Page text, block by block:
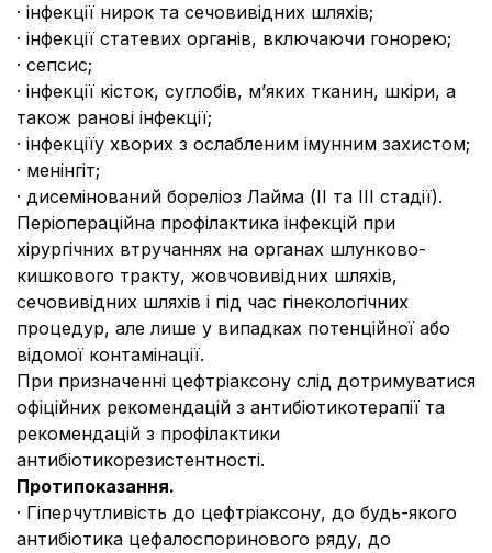
· інфекції нирок та сечовивідних шляхів;
· інфекції статевих органів, включаючи гонорею;
· сепсис;
· інфекції кісток, суглобів, м’яких тканин, шкіри, а
також ранові інфекції;
· інфекціїу хворих з ослабленим імунним захистом;
· менінгіт;
· дисемінований бореліоз Лайма (ІІ та ІІІ стадії).
Періопераційна профілактика інфекцій при
хірургічних втручаннях на органах шлунково-
кишкового тракту, жовчовивідних шляхів,
сечовивідних шляхів і під час гінекологічних
процедур, але лише у випадках потенційної або
відомої контамінації.
При призначенні цефтріаксону слід дотримуватися
офіційних рекомендацій з антибіотикотерапії та
рекомендацій з профілактики
антибіотикорезистентності.
Протипоказання.
· Гіперчутливість до цефтріаксону, до будь-якого
антибіотика цефалоспоринового ряду, до